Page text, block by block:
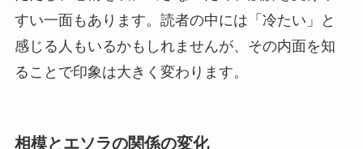
すい一面もあります。読者の中には「冷たい」と
感じる人もいるかもしれませんが、その内面を知
ることで印象は大きく変わります。
相模とエソラの関係の変化